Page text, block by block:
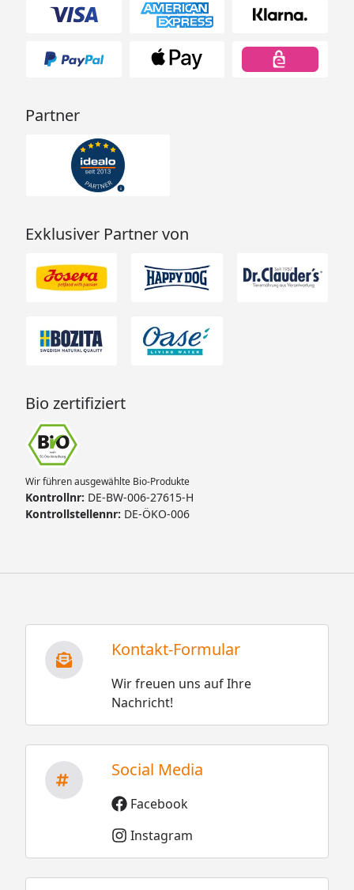
Partner
Exklusiver Partner von
Bio zertifiziert
Wir führen ausgewählte Bio-Produkte
Kontrollnr: DE-BW-006-27615-H
Kontrollstellennr: DE-ÖKO-006
Kontakt-Formular
Wir freuen uns auf Ihre
Nachricht!
Social Media
Facebook
Instagram